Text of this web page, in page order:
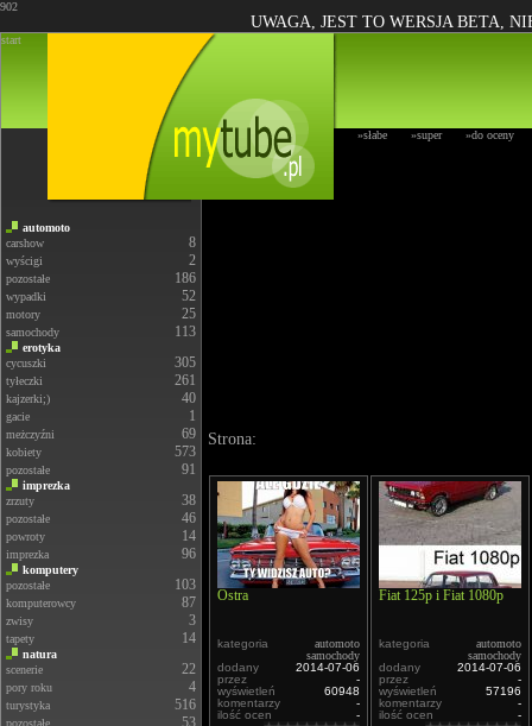
902
UWAGA, JEST TO WERSJA BETA,
start
»słabe »super »do oceny
automoto
carshow
8
wyścigi 2
pozostałe 186
wypadki 52
motory 25
samochody 113
erotyka
cycuszki
305
tyłeczki 261
kajzerki;) 40
gacie 1
meżczyźni 69
kobiety 573
pozostałe 91
imprezka
zrzuty
38
pozostałe 46
powroty 14
imprezka 96
komputery
pozostałe
103
komputerowcy 87
zwisy 3
tapety 14
natura
scenerie
22
pory roku 4
turystyka 516
pozostałe 53
Strona:
Ostra
kategoria
automoto
samochody
dodany
2014-07-06
przez
-
wyświetleń
60948
komentarzy
-
ilość ocen
-
Fiat 125p i Fiat 1080p
kategoria
automoto
samochody
dodany
2014-07-06
przez
-
wyświetleń
57196
komentarzy
-
ilość ocen
-